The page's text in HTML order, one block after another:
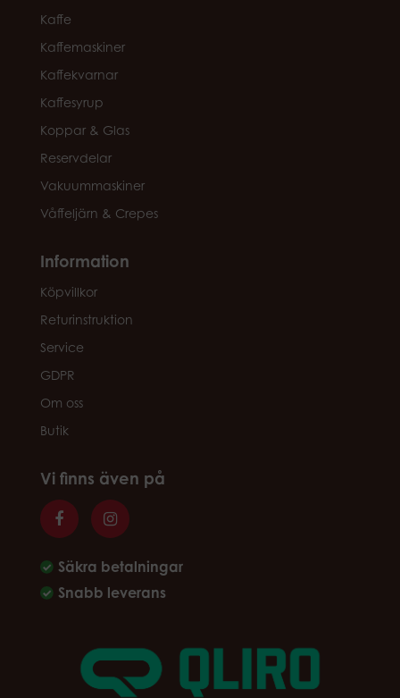
Kaffe
Kaffemaskiner
Kaffekvarnar
Kaffesyrup
Koppar & Glas
Reservdelar
Vakuummaskiner
Våffeljärn & Crepes
Information
Köpvillkor
Returinstruktion
Service
GDPR
Om oss
Butik
Vi finns även på
Säkra betalningar
Snabb leverans